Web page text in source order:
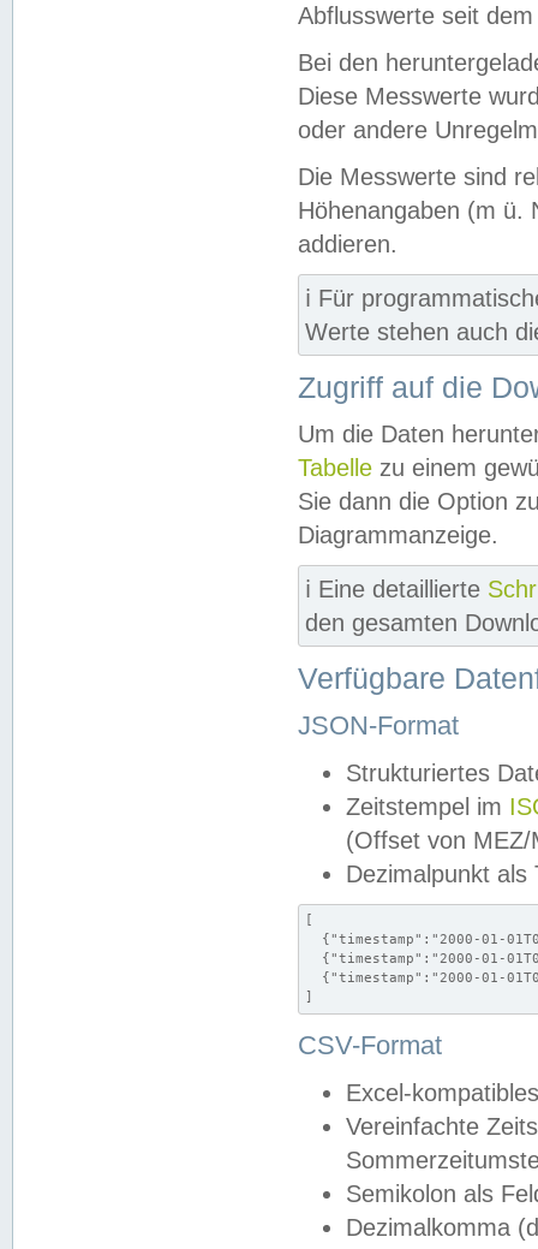
Abflusswerte seit
Bei den
Diese Messwerte
oder andere
Die Messwerte sind
Höhenangaben (m ü.
addieren.
ℹ️ Für
Werte stehen auch
Zugriff auf die
Um die Daten
Tabelle zu einem
Sie dann die Option
Diagrammanzeige.
ℹ️ Eine detaillierte
den gesamten
Verfügbare
JSON-Format
Strukturiertes
Zeitstempel im
(Offset von MEZ/
Dezimalpunkt als
[
{"timestamp":"2000-01-
{"timestamp":"2000-01-
{"timestamp":"2000-01-
]
CSV-Format
Excel-
Vereinfachte
Semikolon als
Dezimalkomma